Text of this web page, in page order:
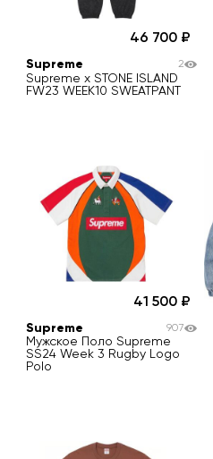
46 700
Supreme
Supreme x STONE ISLAND
FW23 WEEK10 SWEATPANT
2
41 500
Supreme
Мужское Поло Supreme
SS24 Week 3 Rugby Logo
Polo
907